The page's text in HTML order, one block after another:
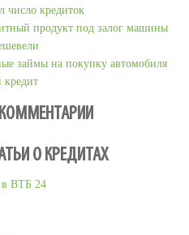
число кредиток
продукт под залог машины
займы на покупку автомобиля
О КРЕДИТАХ
в ВТБ 24